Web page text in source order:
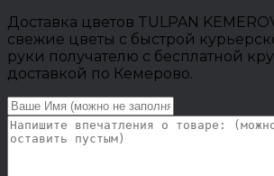
Доставка цветов TULPAN
свежие цветы с быстрой
руки получателю с бесплатной
доставкой по Кемерово.